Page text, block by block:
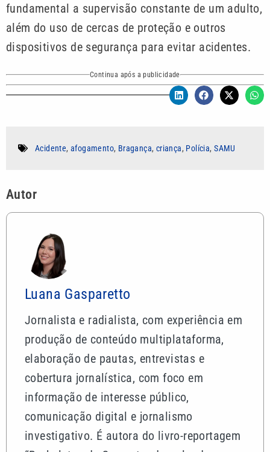
fundamental a supervisão constante de um adulto,
além do uso de cercas de proteção e outros
dispositivos de segurança para evitar acidentes.
Continua após a publicidade
Acidente,afogamento, Bragança, criança, Polícia,SAMU
Autor
Luana Gasparetto
Jornalista e radialista, com experiência em
produção de conteúdo multiplataforma,
elaboração de pautas, entrevistas e
cobertura jornalística, com foco em
informação de interesse público,
comunicação digital e jornalismo
investigativo. É autora do livro-reportagem